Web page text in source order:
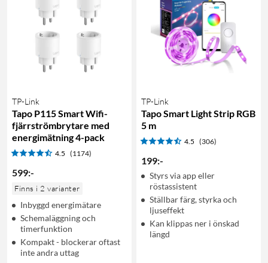
TP-Link
Tapo P115 Smart Wifi-
fjärrströmbrytare med
energimätning 4-pack
4.5 (1174)
599:-
Finns i 2 varianter
Inbyggd energimätare
Schemaläggning och
timerfunktion
Kompakt - blockerar oftast
inte andra uttag
TP-Link
Tapo Smart Light Strip RGB
5 m
4.5 (306)
199:-
Styrs via app eller
röstassistent
Ställbar färg, styrka och
ljuseffekt
Kan klippas ner i önskad
längd